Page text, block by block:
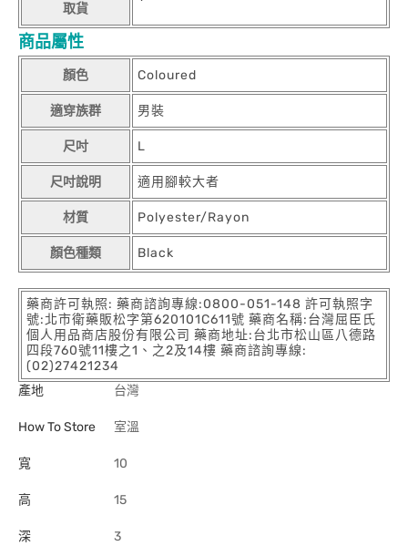
取貨
商品屬性
顏色 Coloured
適穿族群 男裝
尺吋 L
尺吋說明 適用腳較大者
材質 Polyester/Rayon
顏色種類 Black
藥商許可執照: 藥商諮詢專線:0800-051-148 許可執照字
號:北市衛藥販松字第620101C611號 藥商名稱:台灣屈臣氏
個人用品商店股份有限公司 藥商地址:台北市松山區八德路
四段760號11樓之1、之2及14樓 藥商諮詢專線:
(02)27421234
產地
台灣
How To Store 室溫
寬 10
高 15
深 3